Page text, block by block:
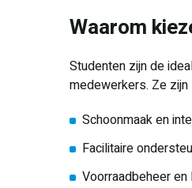
Waarom
Studenten zijn de
medewerkers. Ze
Schoonmaak en
Facilitaire
Voorraadbeheer